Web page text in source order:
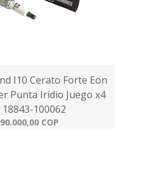
I10 Cerato Forte Eon
Punta Iridio Juego x4
18843-100062
COP